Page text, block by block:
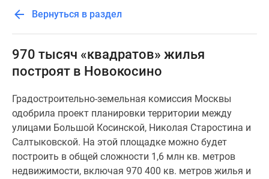
Москвы
Готовые
новостройки
Новостройки
Специальные
предложения
Коммерческие
помещения
Продавцы
Вернуться в раздел
970 тысяч «квадратов» жилья
построят в Новокосино
Градостроительно-земельная комиссия Москвы
одобрила проект планировки территории между
улицами Большой Косинской, Николая Старостина и
Салтыковской. На этой площадке можно будет
построить в общей сложности 1,6 млн кв. метров
недвижимости, включая 970 400 кв. метров жилья и